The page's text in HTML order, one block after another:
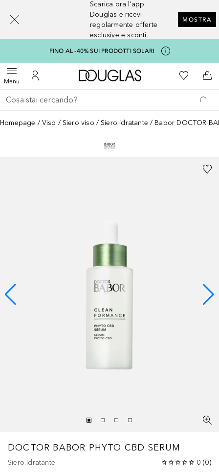
Scarica ora l'app
Douglas e ricevi
regolarmente offerte
esclusive e sconti
MOSTRA
FINO AL -40% SUI PRODOTTI SOLARI
MenuApri menuAl Mio Account
A Douglas HomeAlla Mia
Al
Torna indietro
Esegui ricerca
Homepage Viso Siero viso Siero idratante Babor DOCTOR
DOCTOR BABOR PHYTO CBD SERUM
Siero Idratante 0 (0)
[navigation.slideout.screenreader]